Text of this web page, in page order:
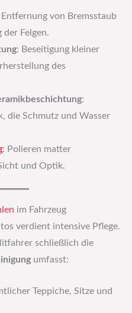
Entfernung von Bremsstaub
der Felgen.
: Beseitigung kleiner
des
:
die Schmutz und Wasser
: Polieren matter
und Optik.
im Fahrzeug
verdient intensive Pflege.
schließlich die
umfasst:
Teppiche, Sitze und